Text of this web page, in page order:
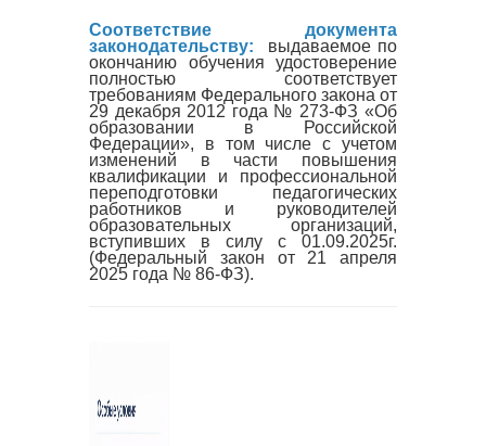
Соответствие документа
законодательству: выдаваемое по
окончанию обучения удостоверение
полностью соответствует
требованиям Федерального закона от
29 декабря 2012 года № 273-ФЗ «Об
образовании в Российской
Федерации», в том числе с учетом
изменений в части повышения
квалификации и профессиональной
переподготовки педагогических
работников и руководителей
образовательных организаций,
вступивших в силу с 01.09.2025г.
(Федеральный закон от 21 апреля
2025 года № 86-ФЗ).